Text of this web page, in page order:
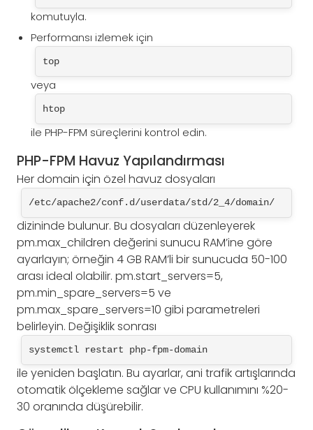
komutuyla.
Performansı izlemek için
top
veya
htop
ile PHP-FPM süreçlerini kontrol edin.
PHP-FPM Havuz Yapılandırması
Her domain için özel havuz dosyaları
/etc/apache2/conf.d/userdata/std/2_4/domain/
dizininde bulunur. Bu dosyaları düzenleyerek
pm.max_children değerini sunucu RAM’ine göre
ayarlayın; örneğin 4 GB RAM’li bir sunucuda 50-100
arası ideal olabilir. pm.start_servers=5,
pm.min_spare_servers=5 ve
pm.max_spare_servers=10 gibi parametreleri
belirleyin. Değişiklik sonrası
systemctl restart php-fpm-domain
ile yeniden başlatın. Bu ayarlar, ani trafik artışlarında
otomatik ölçekleme sağlar ve CPU kullanımını %20-
30 oranında düşürebilir.